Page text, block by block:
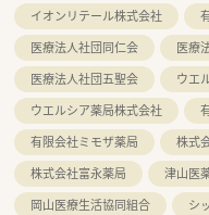
イオンリテール株式会社
医療法人社団同仁会
医療
医療法人社団五聖会
ウエ
ウエルシア薬局株式会社
有限会社ミモザ薬局
株式
株式会社富永薬局
津山医
岡山医療生活協同組合
シ